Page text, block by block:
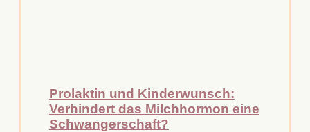
Prolaktin und Kinderwunsch:
Verhindert das Milchhormon eine
Schwangerschaft?